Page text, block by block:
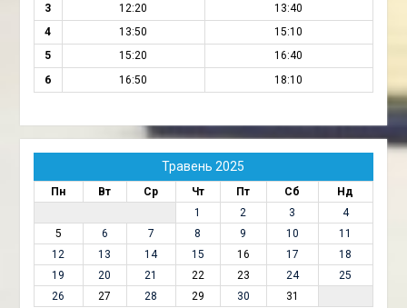
3
12:20
13:40
4
13:50
15:10
5
15:20
16:40
6
16:50 18:10
Травень 2025
Пн Вт Ср Чт Пт Сб
Нд
1
2 3
4
5
6 7 8 9 10
11
12
13 14 15 16 17
18
19
20 21 22 23 24
25
26
27 28 29 30 31